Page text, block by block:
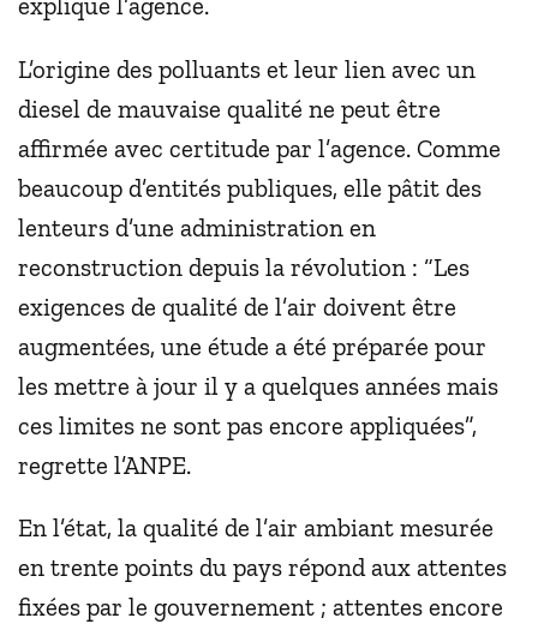
L’origine des polluants et leur lien avec un
diesel de mauvaise qualité ne peut être
affirmée avec certitude par l’agence. Comme
beaucoup d’entités publiques, elle pâtit des
lenteurs d’une administration en
reconstruction depuis la révolution : “Les
exigences de qualité de l’air doivent être
augmentées, une étude a été préparée pour
les mettre à jour il y a quelques années mais
ces limites ne sont pas encore appliquées”,
regrette l’ANPE.
En l’état, la qualité de l’air ambiant mesurée
en trente points du pays répond aux attentes
fixées par le gouvernement ; attentes encore